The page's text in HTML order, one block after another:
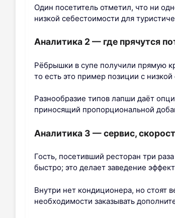
Один посетитель отметил, что ни
низкой себестоимости для
Аналитика 2 — где прячутся
Рёбрышки в супе получили прямую
то есть это пример позиции с
Разнообразие типов лапши даёт
приносящий пропорциональной
Аналитика 3 — сервис,
Гость, посетивший ресторан три
быстро; это делает заведение
Внутри нет кондиционера, но стоят
необходимости заказывать